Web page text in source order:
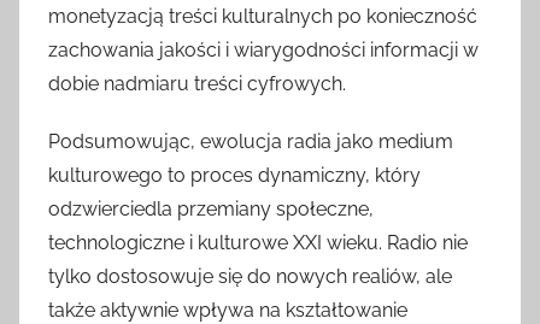
monetyzacją treści kulturalnych po konieczność
zachowania jakości i wiarygodności informacji w
dobie nadmiaru treści cyfrowych.
Podsumowując, ewolucja radia jako medium
kulturowego to proces dynamiczny, który
odzwierciedla przemiany społeczne,
technologiczne i kulturowe XXI wieku. Radio nie
tylko dostosowuje się do nowych realiów, ale
także aktywnie wpływa na kształtowanie